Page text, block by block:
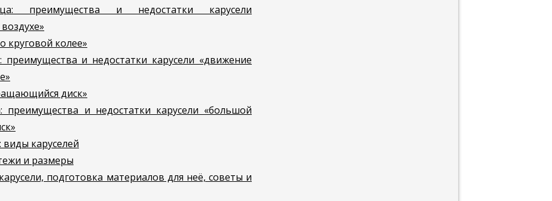
преимущества и недостатки карусели
круговой колее»
преимущества и недостатки карусели «движение
диск»
преимущества и недостатки карусели «большой
виды каруселей
и размеры
подготовка материалов для неё, советы и